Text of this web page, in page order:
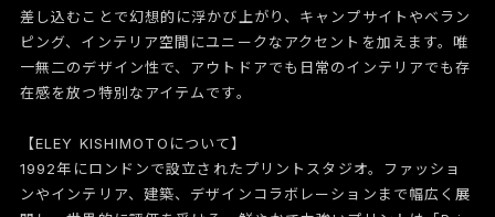
差し込むことで幻想的に浮かび上がり、キャンプサイトやベラン
ピング、インテリア空間にユニークなアクセントを加えます。唯
一無二のデザイン性で、アウトドアでも日常のインテリアでも存
在感を放つ特別なアイテムです。
【ELEY KISHIMOTOについて】
1992年にロンドンで設立されたプリントスタジオ。ファッショ
ンやインテリア、建築、デザインコラボレーションまで幅広く展